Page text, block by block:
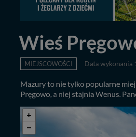
Wieś
MIEJSCOWOŚCI Data wykonania
Mazury to nie tylko popularne
Pręgowo, a niej stajnia Wenus.